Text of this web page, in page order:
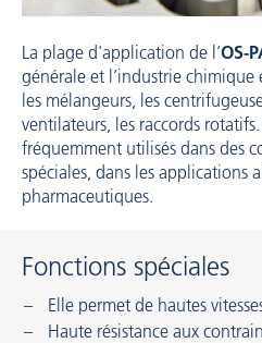
La plage d'application de l’OS-
générale et l’industrie chimique
les mélangeurs, les
ventilateurs, les raccords
fréquemment utilisés dans des
spéciales, dans les applications
pharmaceutiques.
Fonctions spéciales
Elle permet de hautes
Haute résistance aux